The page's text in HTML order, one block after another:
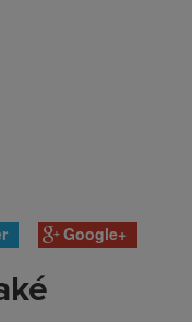
Google+